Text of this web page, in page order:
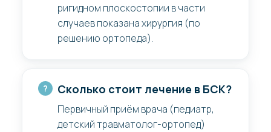
ригидном плоскостопии в части
случаев показана хирургия (по
решению ортопеда).
Сколько стоит лечение в БСК?
Первичный приём врача (педиатр,
детский травматолог-ортопед)